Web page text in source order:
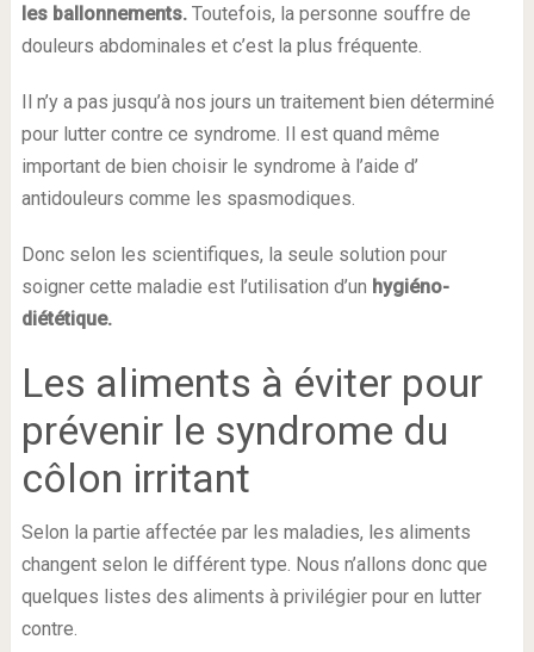
les ballonnements.Toutefois, la personne souffre de
douleurs abdominales et c’est la plus fréquente.
Il n’y a pas jusqu’à nos jours un traitement bien déterminé
pour lutter contre ce syndrome. Il est quand même
important de bien choisir le syndrome à l’aide d’
antidouleurs comme les spasmodiques.
Donc selon les scientifiques, la seule solution pour
soigner cette maladie est l’utilisation d’un hygiéno-
diététique.
Les aliments à éviter pour
prévenir le syndrome du
côlon irritant
Selon la partie affectée par les maladies, les aliments
changent selon le différent type. Nous n’allons donc que
quelques listes des aliments à privilégier pour en lutter
contre.